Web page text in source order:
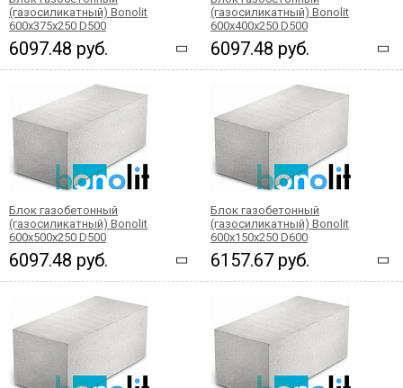
(газосиликатный) Bonolit
600x375x250 D500
6097.48 руб.
(газосиликатный) Bonolit
600x400x250 D500
6097.48 руб.
Блок газобетонный
(газосиликатный) Bonolit
600x500x250 D500
6097.48 руб.
Блок газобетонный
(газосиликатный) Bonolit
600x150x250 D600
6157.67 руб.